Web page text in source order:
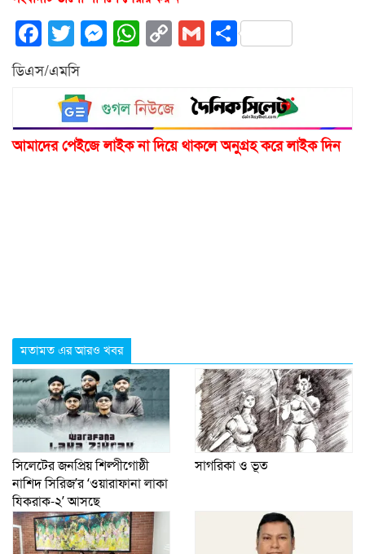
Facebook
Twitter
Messenger
WhatsApp
CopyGmailShare
ডিএস/এমসি
আমাদের পেইজে লাইক না দিয়ে থাকলে অনুগ্রহ করে লাইক দিন
মতামত এর আরও খবর
সিলেটের জনপ্রিয় শিল্পীগোষ্ঠী
নাশিদ সিরিজ’র ‘ওয়ারাফানা লাকা
যিকরাক-২’ আসছে
সাগরিকা ও ভূত